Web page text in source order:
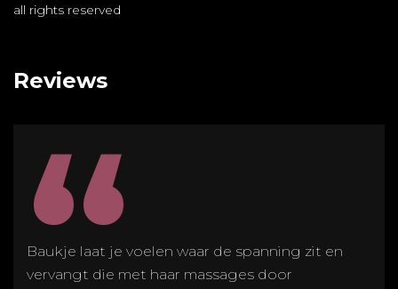
all rights reserved
Reviews
“
Baukje laat je voelen waar de spanning zit en
vervangt die met haar massages door